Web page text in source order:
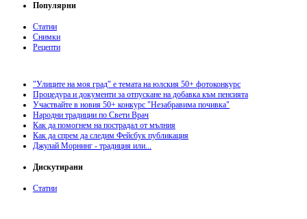
Популярни
Статии
Снимки
Рецепти
"Улиците на моя град" е темата на юлския 50+ фотоконкурс
Процедура и документи за отпускане на добавка към пенсията
Участвайте в новия 50+ конкурс "Незабравима почивка"
Народни традиции по Свети Врач
Как да помогнем на пострадал от мълния
Как да спрем да следим Фейсбук публикация
Джулай Морнинг - традиция или...
Дискутирани
Статии